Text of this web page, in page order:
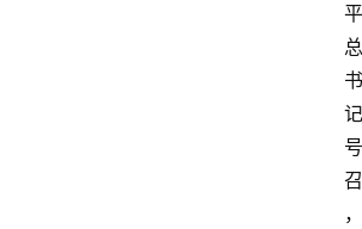
平
总
书
记
号
召
，